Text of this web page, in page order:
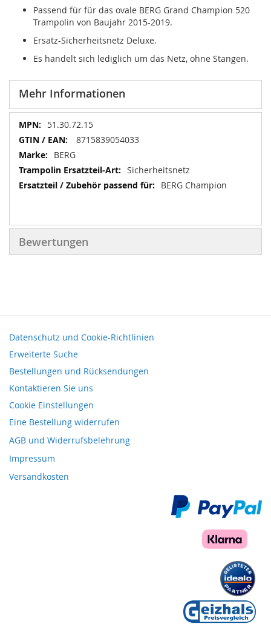
Passend für für das ovale BERG Grand Champion 520
Trampolin von Baujahr 2015-2019.
Ersatz-Sicherheitsnetz Deluxe.
Es handelt sich lediglich um das Netz, ohne Stangen.
Mehr Informationen
Mehr
Informationen
51.30.72.15
8715839054033
BERG
Sicherheitsnetz
BERG Champion
Bewertungen
Datenschutz und Cookie-Richtlinien
Erweiterte Suche
Bestellungen und Rücksendungen
Kontaktieren Sie uns
Cookie Einstellungen
Eine Bestellung widerrufen
AGB und Widerrufsbelehrung
Impressum
Versandkosten